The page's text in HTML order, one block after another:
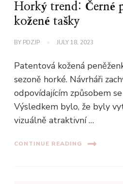
Horký trend: Černé
kožené tašky
BY PDZJP JULY 18, 2023
Patentová kožená
sezoně horké. Návrháři
odpovídajícím způsobem
Výsledkem bylo, že byly
vizuálně atraktivní …
CONTINUE READING